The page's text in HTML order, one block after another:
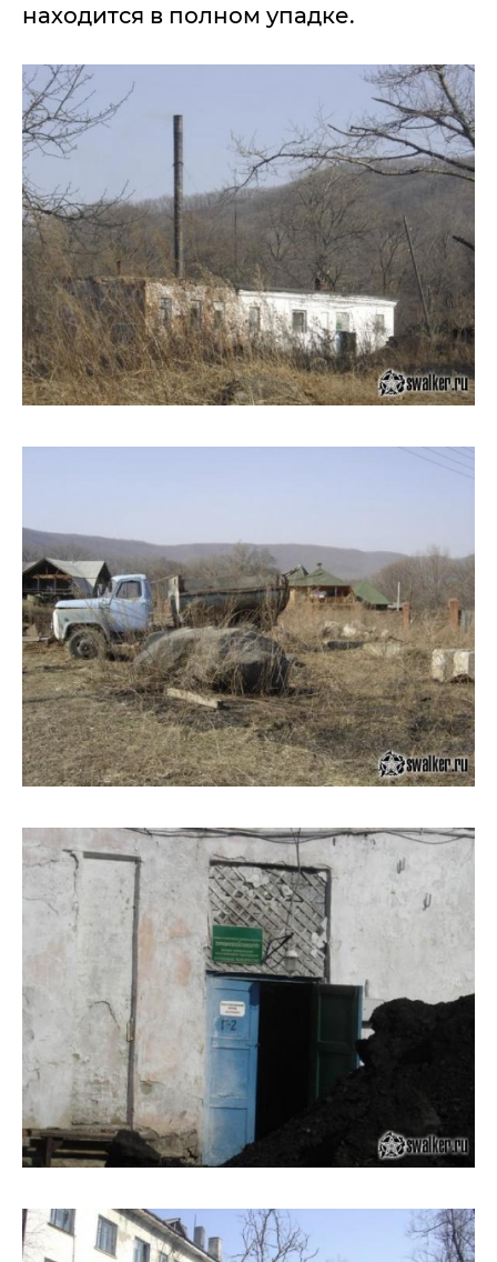
находится в полном упадке.